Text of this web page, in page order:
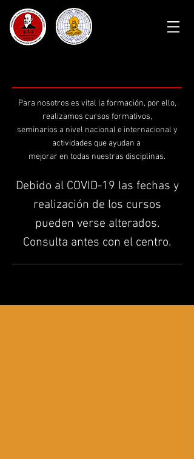
Para nosotros es vital la formación, por ello,
realizamos cursos formativos,
seminarios a nivel nacional e internacional y
actividades que ayudan a
mejorar en todas nuestras disciplinas.
Debido al COVID-19 las fechas y
realización de los cursos
pueden verse alterados.
Consulta antes con el centro.